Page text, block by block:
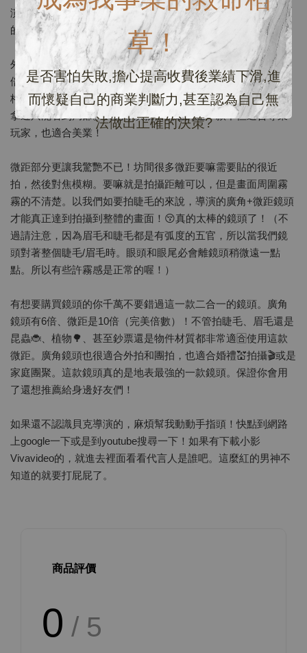
草！
是否害怕失敗,擔心提高收費後業績下滑,進
而懷疑自己的商業判斷力,甚至認為自己無
法做出正確的決策?
演獨家logo款。不管是廣角還是微距都是特別為我們美業設計
的。
外面一般廣角鏡頭都是4.5倍左右↔️。我們貝克導演的鏡頭是6️⃣
倍！6️⃣倍！6️⃣倍！😲沒錯！真的很厲害。導演就是要給大家規
格更好，CP值更高的產品。加上市面上很多微距拿遠就模糊，
拿近只能看到局部。貝克導演親自挑選的這一款不但適合專業
玩家，也適合美業！
微距部分更讓我驚艷不已！坊間很多微距要嘛需要貼的很近
拍，然後對焦模糊。要嘛就是拍攝距離可以，但是畫面周圍霧
霧的不清楚。以我們如要拍睫毛的來說，導演的廣角+微距鏡頭
才能真正達到拍攝到整體的畫面！😚真的太棒的鏡頭了！（不
過請注意，因為眉毛和睫毛都是有弧度的五官，所以當我們鏡
頭對著整個睫毛/眉毛時。眼頭和眼尾必會離鏡頭稍微遠一點
點。所以有些許霧感是正常的喔！）
有想要購買鏡頭的你千萬不要錯過這一款二合一的鏡頭。廣角
鏡頭有6倍、微距是10倍（完美倍數）！不管拍睫毛、眉毛還是
昆蟲🐞、植物🌳、甚至鈔票還是物件材質都非常適🈴使用這款
微距。廣角鏡頭也很適合外拍和團拍，也適合婚禮💒拍攝🎬或是
家庭團聚。這款鏡頭真的是地表最強的一款鏡頭。保證你會用
了還想推薦給身邊好友們！
如果還不認識貝克導演的，麻煩幫我動動手指頭！快點到網路
上google一下或是到youtube搜尋一下！如果有下載小影
Vivavideo的，就進去裡面看看代言人是誰吧。這麼紅的男神不
知道的就要打屁屁了。
商品評價
0 / 5